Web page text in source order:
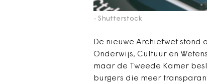
- Shutterstock
De nieuwe Archiefwet stond
Onderwijs, Cultuur en
maar de Tweede Kamer
burgers die meer